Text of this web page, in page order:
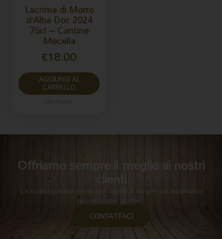
Lacrima di Morro
d’Alba Doc 2024
75cl – Cantine
Mecella
€18.00
AGGIUNGI AL
CARRELLO
Offriamo sempre il meglio ai nostri
clienti
La soddisfazione dei nostri clienti è ciò per cui lavoriamo
giorno dopo giorno.
CONTATTACI